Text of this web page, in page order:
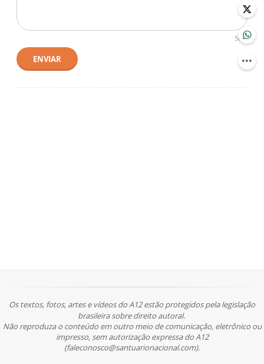
500
ENVIAR
Os textos, fotos, artes e vídeos do A12 estão protegidos pela legislação
brasileira sobre direito autoral.
Não reproduza o conteúdo em outro meio de comunicação, eletrônico ou
impresso, sem autorização expressa do A12
(faleconosco@santuarionacional.com).